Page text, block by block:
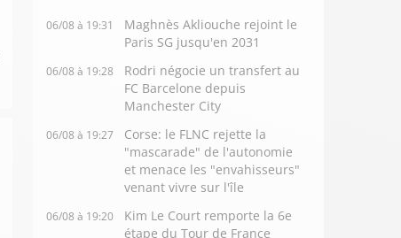
06/08 à 19:31
Maghnès Akliouche rejoint le
Paris SG jusqu'en 2031
06/08 à 19:28
Rodri négocie un transfert au
FC Barcelone depuis
Manchester City
06/08 à 19:27
Corse: le FLNC rejette la
"mascarade" de l'autonomie
et menace les "envahisseurs"
venant vivre sur l'île
06/08 à 19:20
Kim Le Court remporte la 6e
étape du Tour de France